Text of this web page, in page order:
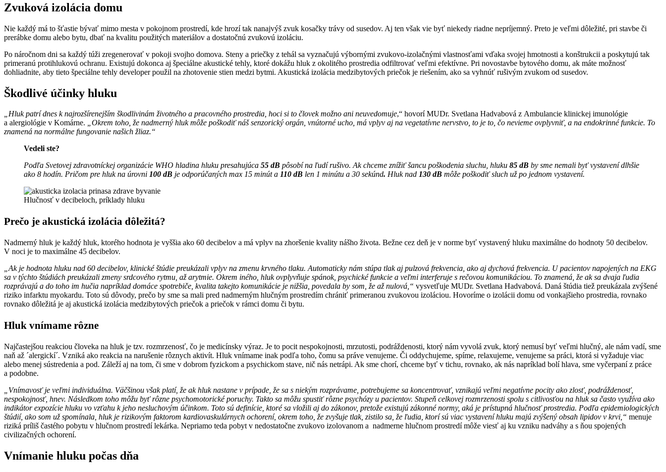
Zvuková izolácia domu
Nie každý má to šťastie bývať mimo mesta v pokojnom prostredí, kde hrozí tak nanajvýš zvuk kosačky trávy od susedov. Aj ten však vie byť niekedy riadne nepríjemný. Preto je veľmi dôležité, pri stavbe či
prerábke domu alebo bytu, dbať na kvalitu použitých materiálov a dostatočnú zvukovú izoláciu.
Po náročnom dni sa každý túži zregenerovať v pokoji svojho domova. Steny a priečky z tehál sa vyznačujú výbornými zvukovo-izolačnými vlastnosťami vďaka svojej hmotnosti a konštrukcii a poskytujú tak
primeranú protihlukovú ochranu. Existujú dokonca aj špeciálne akustické tehly, ktoré dokážu hluk z okolitého prostredia odfiltrovať veľmi efektívne. Pri novostavbe bytového domu, ak máte možnosť
dohliadnite, aby tieto špeciálne tehly developer použil na zhotovenie stien medzi bytmi. Akustická izolácia medzibytových priečok je riešením, ako sa vyhnúť rušivým zvukom od susedov.
Škodlivé účinky hluku
„Hluk patrí dnes k najrozšírenejším škodlivinám životného a pracovného prostredia, hoci si to človek možno ani neuvedomuje,“ hovorí MUDr. Svetlana Hadvabová z Ambulancie klinickej imunológie
a alergiológie v Komárne. „Okrem toho, že nadmerný hluk môže poškodiť náš senzorický orgán, vnútorné ucho, má vplyv aj na vegetatívne nervstvo, to je to, čo nevieme ovplyvniť, a na endokrinné funkcie. To
znamená na normálne fungovanie našich žliaz.“
Vedeli ste?
Podľa Svetovej zdravotníckej organizácie WHO hladina hluku presahujúca 55 dB pôsobí na ľudí rušivo. Ak chceme znížiť šancu poškodenia sluchu, hluku 85 dB by sme nemali byť vystavení dlhšie
ako 8 hodín. Pričom pre hluk na úrovni 100 dB je odporúčaných max 15 minút a 110 dB len 1 minútu a 30 sekúnd. Hluk nad 130 dB môže poškodiť sluch už po jednom vystavení.
Hlučnosť v decibeloch, príklady hluku
Prečo je akustická izolácia dôležitá?
Nadmerný hluk je každý hluk, ktorého hodnota je vyššia ako 60 decibelov a má vplyv na zhoršenie kvality nášho života. Bežne cez deň je v norme byť vystavený hluku maximálne do hodnoty 50 decibelov.
V noci je to maximálne 45 decibelov.
„Ak je hodnota hluku nad 60 decibelov, klinické štúdie preukázali vplyv na zmenu krvného tlaku. Automaticky nám stúpa tlak aj pulzová frekvencia, ako aj dychová frekvencia. U pacientov napojených na EKG
sa v týchto štúdiách preukázali zmeny srdcového rytmu, až arytmie. Okrem iného, hluk ovplyvňuje spánok, psychické funkcie a veľmi interferuje s rečovou komunikáciou. To znamená, že ak sa dvaja ľudia
rozprávajú a do toho im hučia napríklad domáce spotrebiče, kvalita takejto komunikácie je nižšia, povedala by som, že až nulová,“ vysvetľuje MUDr. Svetlana Hadvabová. Daná štúdia tiež preukázala zvýšené
riziko infarktu myokardu. Toto sú dôvody, prečo by sme sa mali pred nadmerným hlučným prostredím chrániť primeranou zvukovou izoláciou. Hovoríme o izolácii domu od vonkajšieho prostredia, rovnako
rovnako dôležitá je aj akustická izolácia medzibytových priečok a priečok v rámci domu či bytu.
Hluk vnímame rôzne
Najčastejšou reakciou človeka na hluk je tzv. rozmrzenosť, čo je medicínsky výraz. Je to pocit nespokojnosti, mrzutosti, podráždenosti, ktorý nám vyvolá zvuk, ktorý nemusí byť veľmi hlučný, ale nám vadí, sme
naň až ´alergickí´. Vzniká ako reakcia na narušenie rôznych aktivít. Hluk vnímame inak podľa toho, čomu sa práve venujeme. Či oddychujeme, spíme, relaxujeme, venujeme sa práci, ktorá si vyžaduje viac
alebo menej sústredenia a pod. Záleží aj na tom, či sme v dobrom fyzickom a psychickom stave, nič nás netrápi. Ak sme chorí, chceme byť v tichu, rovnako, ak nás napríklad bolí hlava, sme vyčerpaní z práce
a podobne.
„Vnímavosť je veľmi individuálna. Väčšinou však platí, že ak hluk nastane v prípade, že sa s niekým rozprávame, potrebujeme sa koncentrovať, vznikajú veľmi negatívne pocity ako zlosť, podráždenosť,
nespokojnosť, hnev. Následkom toho môžu byť rôzne psychomotorické poruchy. Takto sa môžu spustiť rôzne psychózy u pacientov. Stupeň celkovej rozmrzenosti spolu s citlivosťou na hluk sa často využíva ako
indikátor expozície hluku vo vzťahu k jeho nesluchovým účinkom. Toto sú definície, ktoré sa vložili aj do zákonov, pretože existujú zákonné normy, aká je prístupná hlučnosť prostredia. Podľa epidemiologických
štúdií, ako som už spomínala, hluk je rizikovým faktorom kardiovaskulárnych ochorení, okrem toho, že zvyšuje tlak, zistilo sa, že ľudia, ktorí sú viac vystavení hluku majú zvýšený obsah lipidov v krvi,“ menuje
riziká príliš častého pobytu v hlučnom prostredí lekárka. Nepriamo teda pobyt v nedostatočne zvukovo izolovanom a nadmerne hlučnom prostredí môže viesť aj ku vzniku nadváhy a s ňou spojených
civilizačných ochorení.
Vnímanie hluku počas dňa